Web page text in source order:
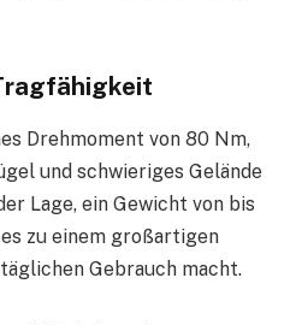
Drehmoment von 80 Nm,
und schwieriges Gelände
Lage, ein Gewicht von bis
zu einem großartigen
Gebrauch macht.